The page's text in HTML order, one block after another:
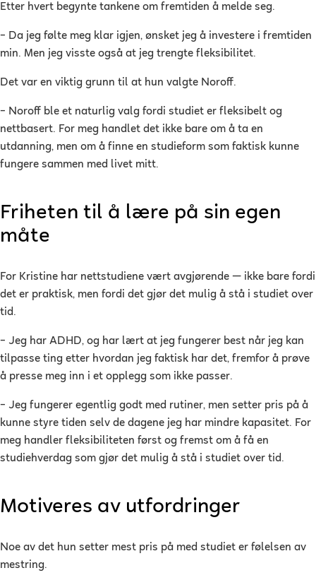
Etter hvert begynte tankene om fremtiden å melde seg.
– Da jeg følte meg klar igjen, ønsket jeg å investere i fremtiden
min. Men jeg visste også at jeg trengte fleksibilitet.
Det var en viktig grunn til at hun valgte Noroff.
– Noroff ble et naturlig valg fordi studiet er fleksibelt og
nettbasert. For meg handlet det ikke bare om å ta en
utdanning, men om å finne en studieform som faktisk kunne
fungere sammen med livet mitt.
Friheten til å lære på sin egen
måte
For Kristine har nettstudiene vært avgjørende — ikke bare fordi
det er praktisk, men fordi det gjør det mulig å stå i studiet over
tid.
– Jeg har ADHD, og har lært at jeg fungerer best når jeg kan
tilpasse ting etter hvordan jeg faktisk har det, fremfor å prøve
å presse meg inn i et opplegg som ikke passer.
– Jeg fungerer egentlig godt med rutiner, men setter pris på å
kunne styre tiden selv de dagene jeg har mindre kapasitet. For
meg handler fleksibiliteten først og fremst om å få en
studiehverdag som gjør det mulig å stå i studiet over tid.
Motiveres av utfordringer
Noe av det hun setter mest pris på med studiet er følelsen av
mestring.